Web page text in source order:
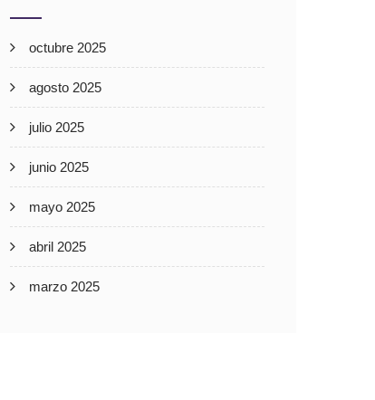
octubre 2025
agosto 2025
julio 2025
junio 2025
mayo 2025
abril 2025
marzo 2025